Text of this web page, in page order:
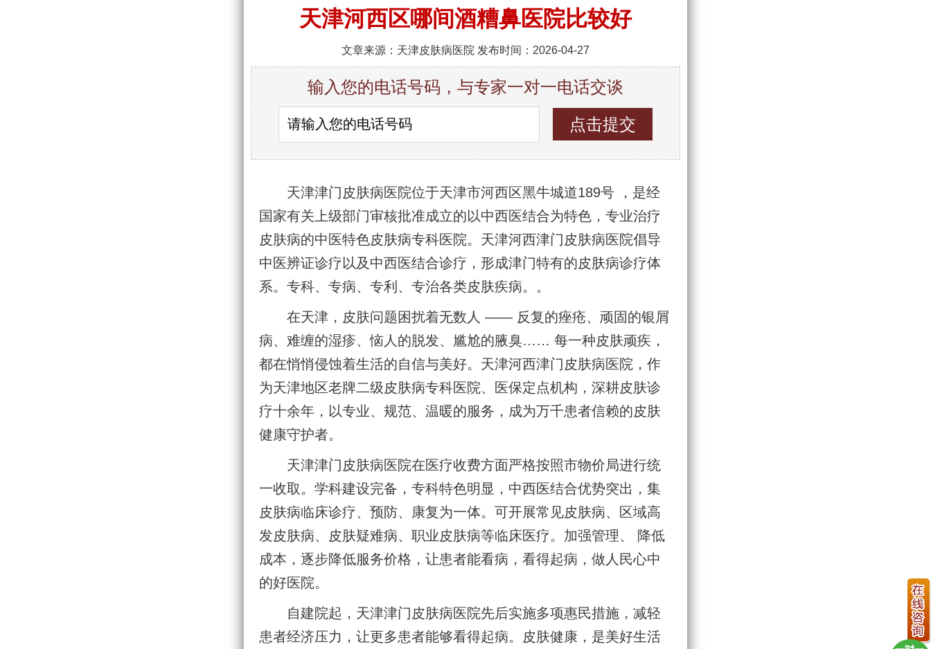
天津河西区哪间酒糟鼻医院比较好
文章来源：天津皮肤病医院 发布时间：2026-04-27
输入您的电话号码，与专家一对一电话交谈
天津津门皮肤病医院位于天津市河西区黑牛城道189号 ，是经
国家有关上级部门审核批准成立的以中西医结合为特色，专业治疗
皮肤病的中医特色皮肤病专科医院。天津河西津门皮肤病医院倡导
中医辨证诊疗以及中西医结合诊疗，形成津门特有的皮肤病诊疗体
系。专科、专病、专利、专治各类皮肤疾病。。
在天津，皮肤问题困扰着无数人 —— 反复的痤疮、顽固的银屑
病、难缠的湿疹、恼人的脱发、尴尬的腋臭…… 每一种皮肤顽疾，
都在悄悄侵蚀着生活的自信与美好。天津河西津门皮肤病医院，作
为天津地区老牌二级皮肤病专科医院、医保定点机构，深耕皮肤诊
疗十余年，以专业、规范、温暖的服务，成为万千患者信赖的皮肤
健康守护者。
天津津门皮肤病医院在医疗收费方面严格按照市物价局进行统
一收取。学科建设完备，专科特色明显，中西医结合优势突出，集
皮肤病临床诊疗、预防、康复为一体。可开展常见皮肤病、区域高
发皮肤病、皮肤疑难病、职业皮肤病等临床医疗。加强管理、 降低
成本，逐步降低服务价格，让患者能看病，看得起病，做人民心中
的好医院。
自建院起，天津津门皮肤病医院先后实施多项惠民措施，减轻
患者经济压力，让更多患者能够看得起病。皮肤健康，是美好生活